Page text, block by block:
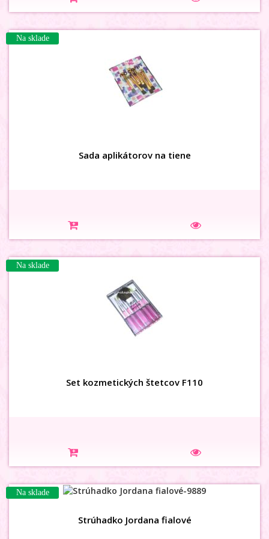
Na sklade
Sada aplikátorov na tiene
Na sklade
Set kozmetických štetcov F110
Na sklade
Strúhadko Jordana fialové